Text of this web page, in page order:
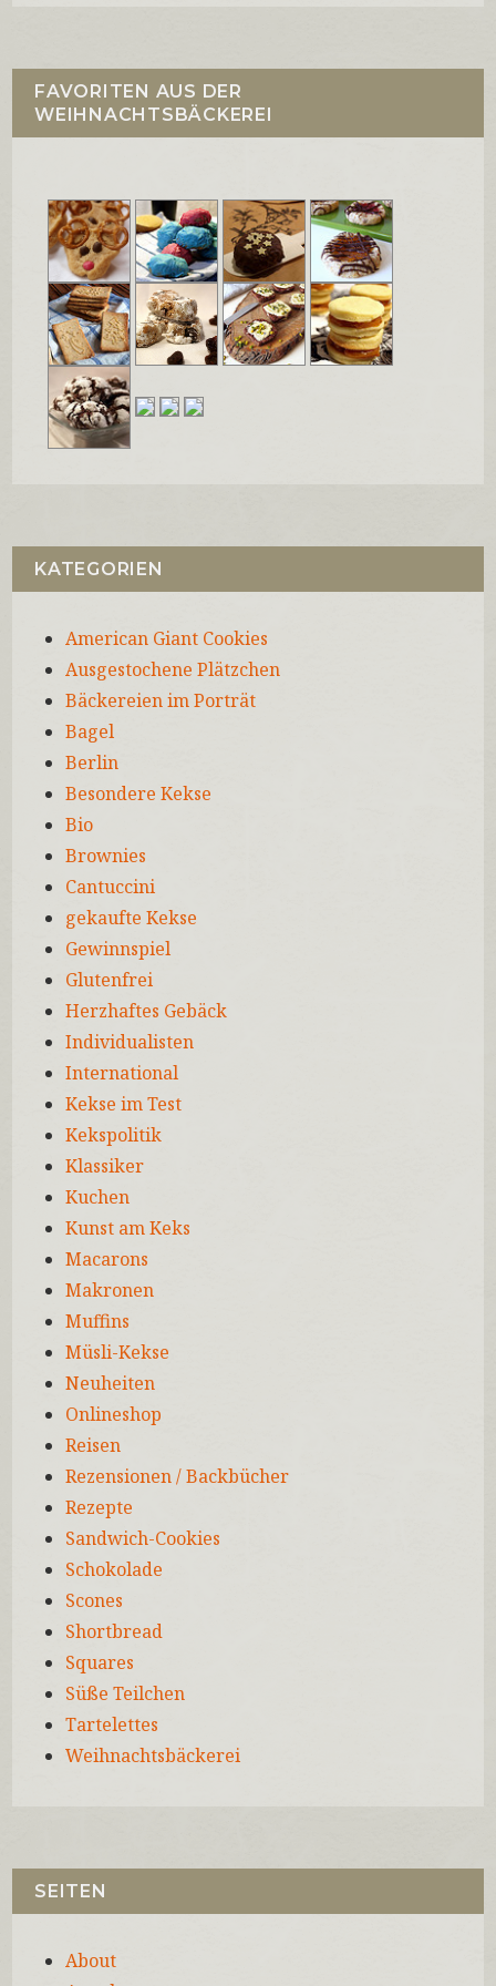
FAVORITEN AUS DER
WEIHNACHTSBÄCKEREI
KATEGORIEN
American Giant Cookies
Ausgestochene Plätzchen
Bäckereien im Porträt
Bagel
Berlin
Besondere Kekse
Bio
Brownies
Cantuccini
gekaufte Kekse
Gewinnspiel
Glutenfrei
Herzhaftes Gebäck
Individualisten
International
Kekse im Test
Kekspolitik
Klassiker
Kuchen
Kunst am Keks
Macarons
Makronen
Muffins
Müsli-Kekse
Neuheiten
Onlineshop
Reisen
Rezensionen / Backbücher
Rezepte
Sandwich-Cookies
Schokolade
Scones
Shortbread
Squares
Süße Teilchen
Tartelettes
Weihnachtsbäckerei
SEITEN
About